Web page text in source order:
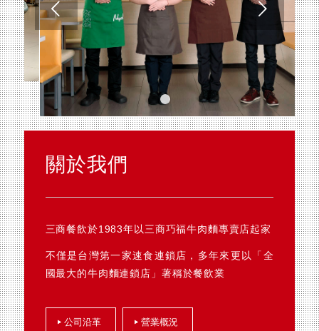
下一頁
2
關於我們
三商餐飲於1983年以三商巧福牛肉麵專賣店起家
不僅是台灣第一家速食連鎖店，多年來更以「全
國最大的牛肉麵連鎖店」著稱於餐飲業
公司沿革 營業概況